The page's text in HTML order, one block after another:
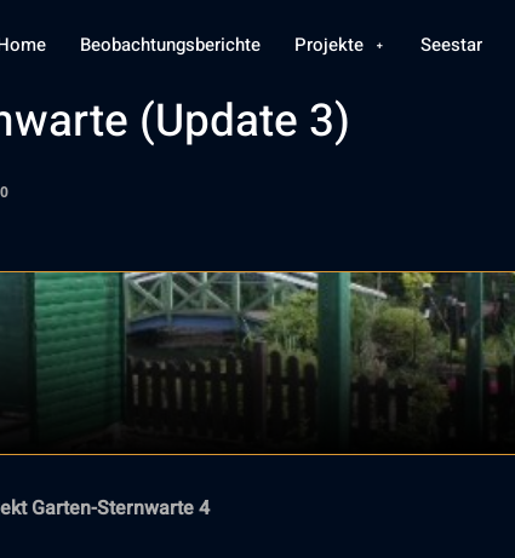
Beobachtungsberichte Projekte Seestar
(Update 3)
Garten-Sternwarte 4